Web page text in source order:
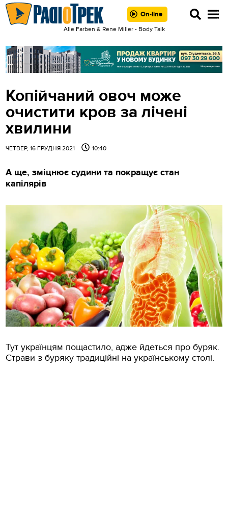
On-line
Alle Farben & Rene Miller - Body Talk
Копійчаний овоч може
очистити кров за лічені
хвилини
ЧЕТВЕР, 16 ГРУДНЯ 2021 10:40
А ще, зміцнює судини та покращує стан
капілярів
Тут українцям пощастило, адже йдеться про буряк.
Страви з буряку традиційні на українському столі.